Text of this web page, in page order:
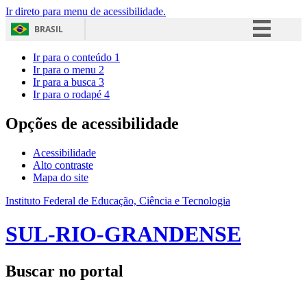
Ir direto para menu de acessibilidade.
BRASIL
Acesso à informação
Ir para o conteúdo 1
Ir para o menu 2
Ir para a busca 3
Ir para o rodapé 4
Opções de acessibilidade
Acessibilidade
Alto contraste
Mapa do site
Instituto Federal de Educação, Ciência e Tecnologia
SUL-RIO-GRANDENSE
Buscar no portal